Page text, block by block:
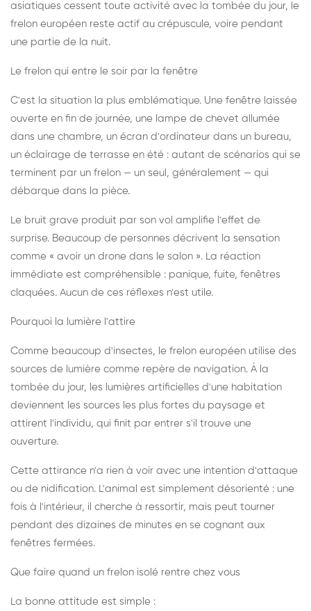
asiatiques cessent toute activité avec la tombée du jour, le
frelon européen reste actif au crépuscule, voire pendant
une partie de la nuit.
Le frelon qui entre le soir par la fenêtre
C'est la situation la plus emblématique. Une fenêtre laissée
ouverte en fin de journée, une lampe de chevet allumée
dans une chambre, un écran d'ordinateur dans un bureau,
un éclairage de terrasse en été : autant de scénarios qui se
terminent par un frelon — un seul, généralement — qui
débarque dans la pièce.
Le bruit grave produit par son vol amplifie l'effet de
surprise. Beaucoup de personnes décrivent la sensation
comme « avoir un drone dans le salon ». La réaction
immédiate est compréhensible : panique, fuite, fenêtres
claquées. Aucun de ces réflexes n'est utile.
Pourquoi la lumière l'attire
Comme beaucoup d'insectes, le frelon européen utilise des
sources de lumière comme repère de navigation. À la
tombée du jour, les lumières artificielles d'une habitation
deviennent les sources les plus fortes du paysage et
attirent l'individu, qui finit par entrer s'il trouve une
ouverture.
Cette attirance n'a rien à voir avec une intention d'attaque
ou de nidification. L'animal est simplement désorienté : une
fois à l'intérieur, il cherche à ressortir, mais peut tourner
pendant des dizaines de minutes en se cognant aux
fenêtres fermées.
Que faire quand un frelon isolé rentre chez vous
La bonne attitude est simple :